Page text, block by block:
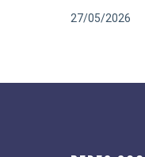
27/05/2026